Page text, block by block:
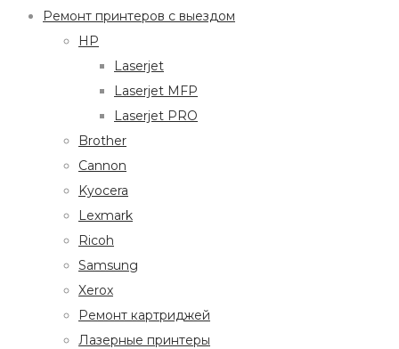
Ремонт принтеров с выездом
HP
Laserjet
Laserjet MFP
Laserjet PRO
Brother
Cannon
Kyocera
Lexmark
Ricoh
Samsung
Xerox
Ремонт картриджей
Лазерные принтеры